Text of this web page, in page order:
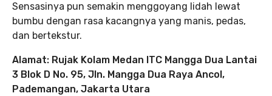
Sensasinya pun semakin menggoyang lidah lewat
bumbu dengan rasa kacangnya yang manis, pedas,
dan bertekstur.
Alamat: Rujak Kolam Medan ITC Mangga Dua Lantai
3 Blok D No. 95, Jln. Mangga Dua Raya Ancol,
Pademangan, Jakarta Utara